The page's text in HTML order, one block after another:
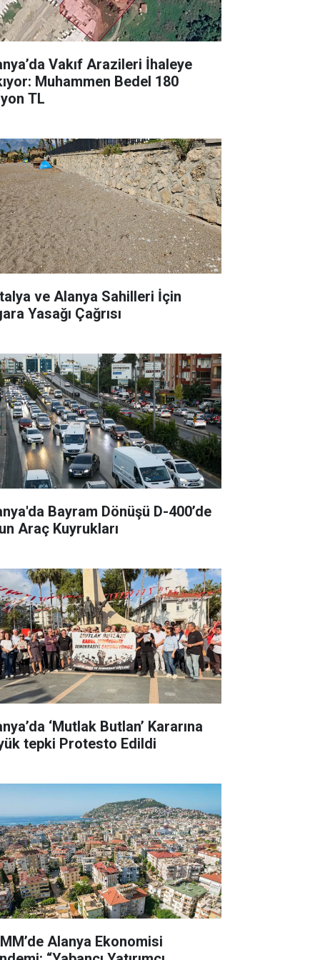
Vakıf Arazileri İhaleye
Muhammen Bedel 180
TL
ve Alanya Sahilleri İçin
Yasağı Çağrısı
Bayram Dönüşü D-400’de
Araç Kuyrukları
‘Mutlak Butlan’ Kararına
tepki Protesto Edildi
Alanya Ekonomisi